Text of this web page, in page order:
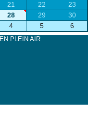
21 22
23
28 29
30
4 5 6
PLEIN AIR